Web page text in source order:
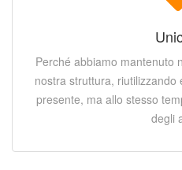
Perché abbiamo mantenuto
nostra struttura,
presente, ma allo stesso
degli